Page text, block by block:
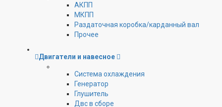
АКПП
МКПП
Раздаточная коробка/карданный вал
Прочее
Двигатели и навесное
Cистема охлаждения
Генератор
Глушитель
Двс в сборе